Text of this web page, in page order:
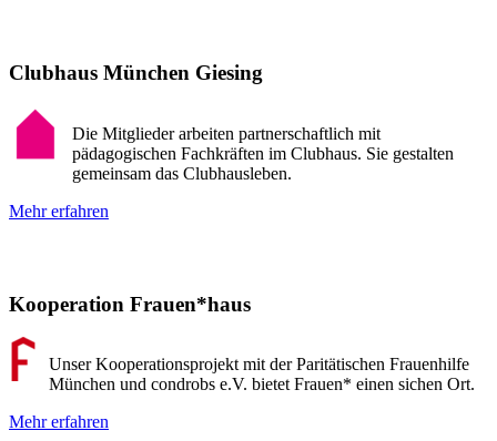
Clubhaus München Giesing
Die Mitglieder arbeiten partnerschaftlich mit
pädagogischen Fachkräften im Clubhaus. Sie gestalten
gemeinsam das Clubhausleben.
Mehr erfahren
Kooperation Frauen*haus
Unser Kooperationsprojekt mit der Paritätischen Frauenhilfe
München und condrobs e.V. bietet Frauen* einen sichen Ort.
Mehr erfahren